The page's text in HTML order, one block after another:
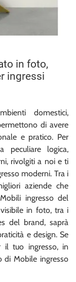
in foto,
ingressi
domestici,
di avere
e pratico. Per
peculiare logica,
rivolgiti a noi e ti
moderni. Tra i
aziende che
ingresso del
in foto, tra i
del brand, saprà
e design. Se
il tuo ingresso, in
di Mobile ingresso